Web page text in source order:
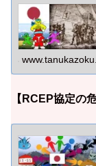
【RCEP協定の